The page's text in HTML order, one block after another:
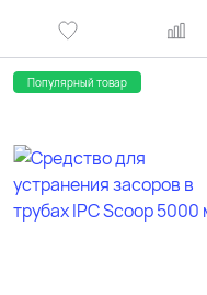
Популярный товар